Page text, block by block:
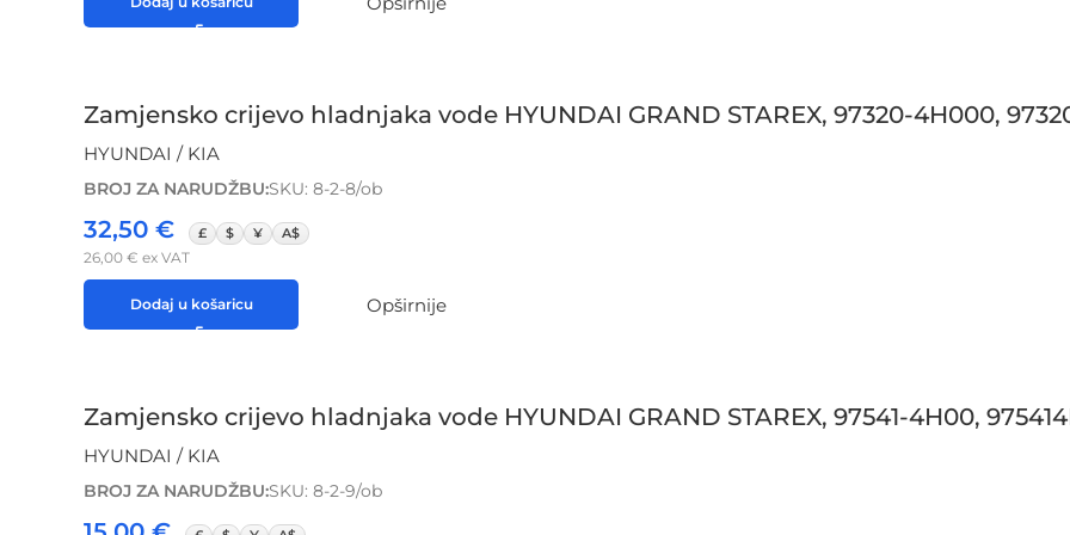
Zamjensko crijevo hladnjaka vode HYUNDAI GRAND STAREX, 97320-4H000,
HYUNDAI / KIA
BROJ ZA NARUDŽBU:SKU: 8-2-8/ob
32,50 € £ $ ¥ A$
26,00 € ex VAT
Dodaj u košaricu Opširnije
Zamjensko crijevo hladnjaka vode HYUNDAI GRAND STAREX, 97541-4H00,
HYUNDAI / KIA
BROJ ZA NARUDŽBU:SKU: 8-2-9/ob